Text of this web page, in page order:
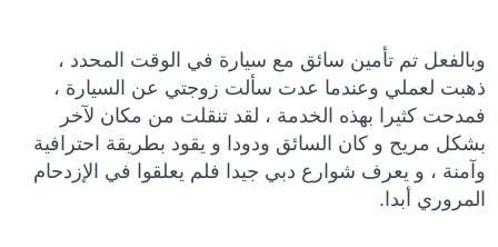
وبالفعل تم تأمين سائق مع سيارة في الوقت المحدد ،
ذهبت لعملي وعندما عدت سألت زوجتي عن السيارة ،
فمدحت كثيرا بهذه الخدمة ، لقد تنقلت من مكان لآخر
بشكل مريح و كان السائق ودودا و يقود بطريقة احترافية
وآمنة ، و يعرف شوارع دبي جيدا فلم يعلقوا في الإزدحام
المروري أبدا.